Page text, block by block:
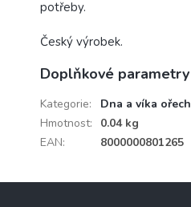
potřeby.
Český výrobek.
Doplňkové parametry
Kategorie:
Dna a víka ořech
Hmotnost:
0.04 kg
EAN: 8000000801265